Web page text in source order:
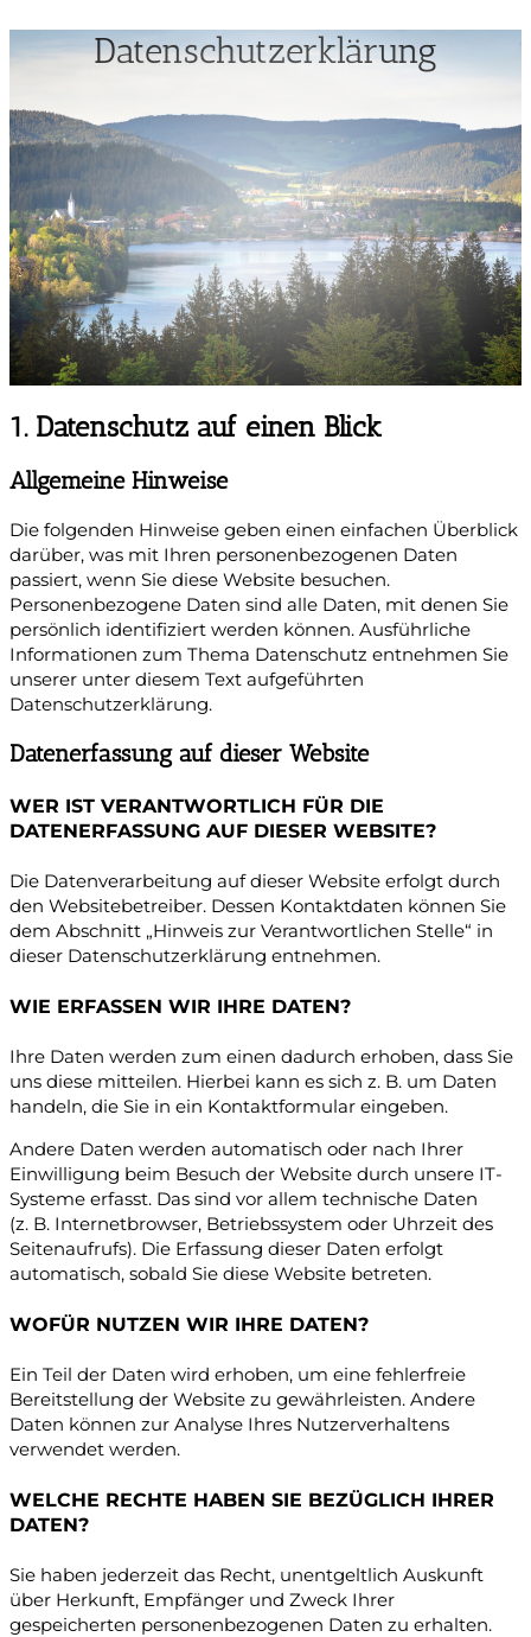
Datenschutzerklärung
1. Datenschutz auf einen Blick
Allgemeine Hinweise
Die folgenden Hinweise geben einen einfachen Überblick
darüber, was mit Ihren personenbezogenen Daten
passiert, wenn Sie diese Website besuchen.
Personenbezogene Daten sind alle Daten, mit denen Sie
persönlich identifiziert werden können. Ausführliche
Informationen zum Thema Datenschutz entnehmen Sie
unserer unter diesem Text aufgeführten
Datenschutzerklärung.
Datenerfassung auf dieser Website
WER IST VERANTWORTLICH FÜR DIE
DATENERFASSUNG AUF DIESER WEBSITE?
Die Datenverarbeitung auf dieser Website erfolgt durch
den Websitebetreiber. Dessen Kontaktdaten können Sie
dem Abschnitt „Hinweis zur Verantwortlichen Stelle“ in
dieser Datenschutzerklärung entnehmen.
WIE ERFASSEN WIR IHRE DATEN?
Ihre Daten werden zum einen dadurch erhoben, dass Sie
uns diese mitteilen. Hierbei kann es sich z. B. um Daten
handeln, die Sie in ein Kontaktformular eingeben.
Andere Daten werden automatisch oder nach Ihrer
Einwilligung beim Besuch der Website durch unsere IT-
Systeme erfasst. Das sind vor allem technische Daten
(z. B. Internetbrowser, Betriebssystem oder Uhrzeit des
Seitenaufrufs). Die Erfassung dieser Daten erfolgt
automatisch, sobald Sie diese Website betreten.
WOFÜR NUTZEN WIR IHRE DATEN?
Ein Teil der Daten wird erhoben, um eine fehlerfreie
Bereitstellung der Website zu gewährleisten. Andere
Daten können zur Analyse Ihres Nutzerverhaltens
verwendet werden.
WELCHE RECHTE HABEN SIE BEZÜGLICH IHRER
DATEN?
Sie haben jederzeit das Recht, unentgeltlich Auskunft
über Herkunft, Empfänger und Zweck Ihrer
gespeicherten personenbezogenen Daten zu erhalten.